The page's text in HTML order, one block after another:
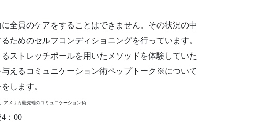
全員のケアをすることはできません。その状況の中
ためのセルフコンディショニングを行っています。
ストレッチポールを用いたメソッドを体験していた
えるコミュニケーション術ペップトーク※について
します。
アメリカ最先端のコミュニケーション術
4 ： 00